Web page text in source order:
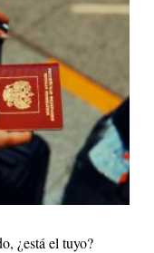
¿está el tuyo?